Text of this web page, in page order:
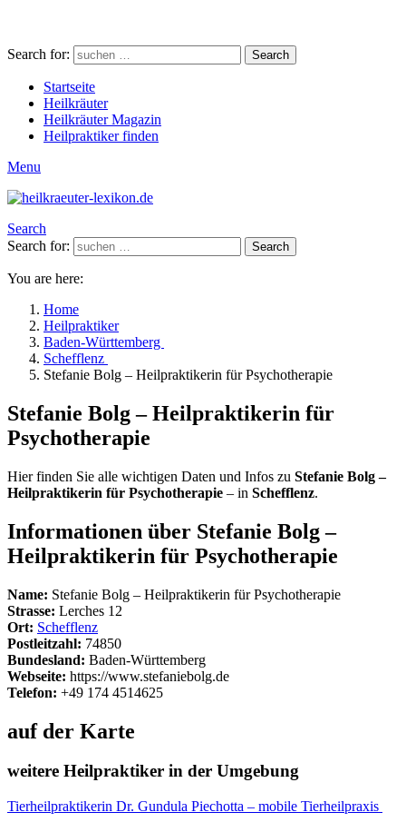
Search for: Search
Startseite
Heilkräuter
Heilkräuter Magazin
Heilpraktiker finden
Menu
Search
Search for:
Search
You are here:
Home
Heilpraktiker
Baden-Württemberg
Schefflenz
Stefanie Bolg – Heilpraktikerin für Psychotherapie
Stefanie Bolg – Heilpraktikerin für
Psychotherapie
Hier finden Sie alle wichtigen Daten und Infos zu Stefanie Bolg –
Heilpraktikerin für Psychotherapie – in Schefflenz.
Informationen über Stefanie Bolg –
Heilpraktikerin für Psychotherapie
Name: Stefanie Bolg – Heilpraktikerin für Psychotherapie
Strasse: Lerches 12
Ort: Schefflenz
Postleitzahl: 74850
Bundesland: Baden-Württemberg
Webseite: https://www.stefaniebolg.de
Telefon: +49 174 4514625
auf der Karte
weitere Heilpraktiker in der Umgebung
Tierheilpraktikerin Dr. Gundula Piechotta – mobile Tierheilpraxis